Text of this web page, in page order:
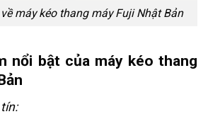
máy kéo thang máy Fuji Nhật Bản
nổi bật của máy kéo thang